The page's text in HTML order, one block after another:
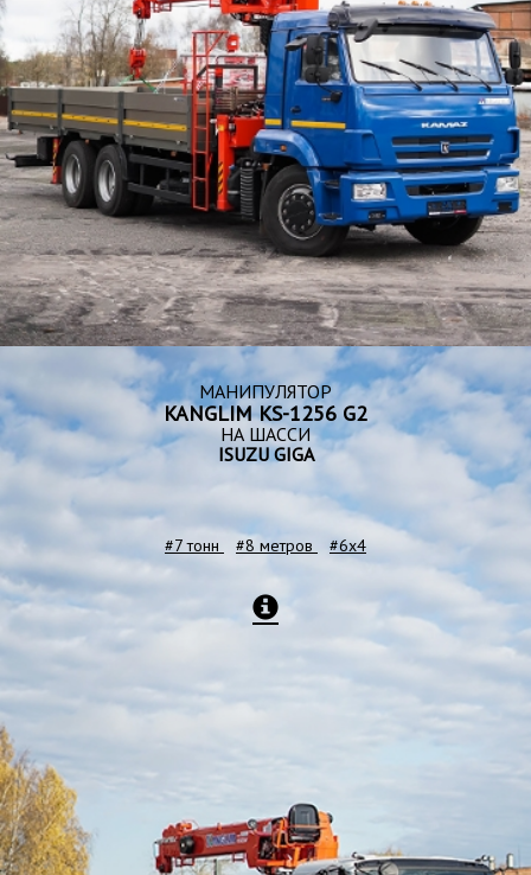
МАНИПУЛЯТОР
KANGLIM KS-1256 G2
НА ШАССИ
ISUZU GIGA
#7 тонн #8 метров #6x4